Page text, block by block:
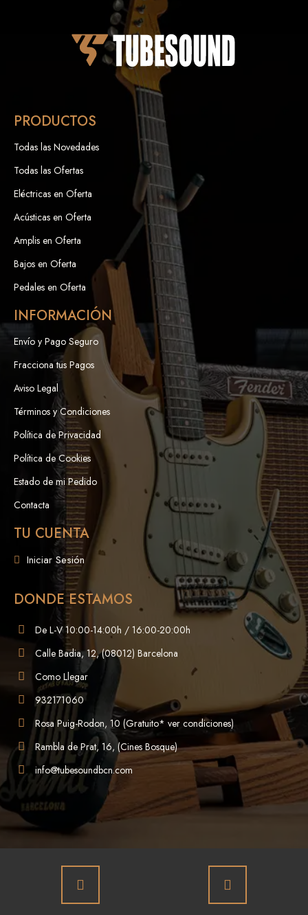
PRODUCTOS
Todas las Novedades
Todas las Ofertas
Eléctricas en Oferta
Acústicas en Oferta
Amplis en Oferta
Bajos en Oferta
Pedales en Oferta
INFORMACIÓN
Envío y Pago Seguro
Fracciona tus Pagos
Aviso Legal
Términos y Condiciones
Política de Privacidad
Política de Cookies
Estado de mi Pedido
Contacta
TU CUENTA
Iniciar Sesión
DONDE ESTAMOS
De L-V 10:00-14:00h / 16:00-20:00h
Calle Badia, 12, (08012) Barcelona
Como Llegar
932171060
Rosa Puig-Rodon, 10 (Gratuito* ver condiciones)
Rambla de Prat, 16, (Cines Bosque)
info@tubesoundbcn.com